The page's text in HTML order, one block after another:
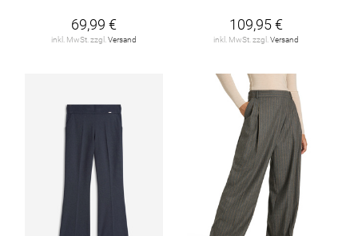
69,99 €
inkl. MwSt. zzgl. Versand
109,95 €
inkl. MwSt. zzgl. Versand